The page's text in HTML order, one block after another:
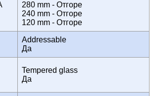
280 mm - Отгоре
240 mm - Отгоре
120 mm - Отгоре
Addressable
Да
Tempered glass
Да